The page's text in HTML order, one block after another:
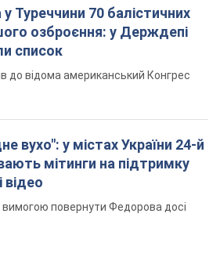
мітинги на підтримку
повернути Федорова досі